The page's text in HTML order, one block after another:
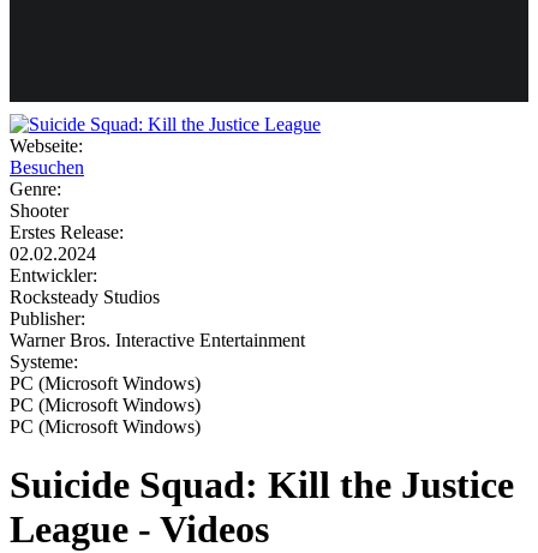
Webseite:
Besuchen
Genre:
Shooter
Erstes Release:
02.02.2024
Entwickler:
Rocksteady Studios
Publisher:
Warner Bros. Interactive Entertainment
Systeme:
PC (Microsoft Windows)
PC (Microsoft Windows)
PC (Microsoft Windows)
Suicide Squad: Kill the Justice
League - Videos